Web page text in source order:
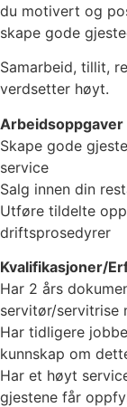
du motivert og
skape gode
Samarbeid, tillit,
verdsetter høyt.
Arbeidsoppgaver
Skape gode
service
Salg innen din
Utføre tildelte
driftsprosedyrer
Kvalifikasjoner/
Har 2 års
servitør/servitrise
Har tidligere
kunnskap om
Har et høyt
gjestene får